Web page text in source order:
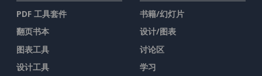
PDF 工具套件
翻页书本
图表工具
设计工具
书籍/幻灯片
设计/图表
讨论区
学习